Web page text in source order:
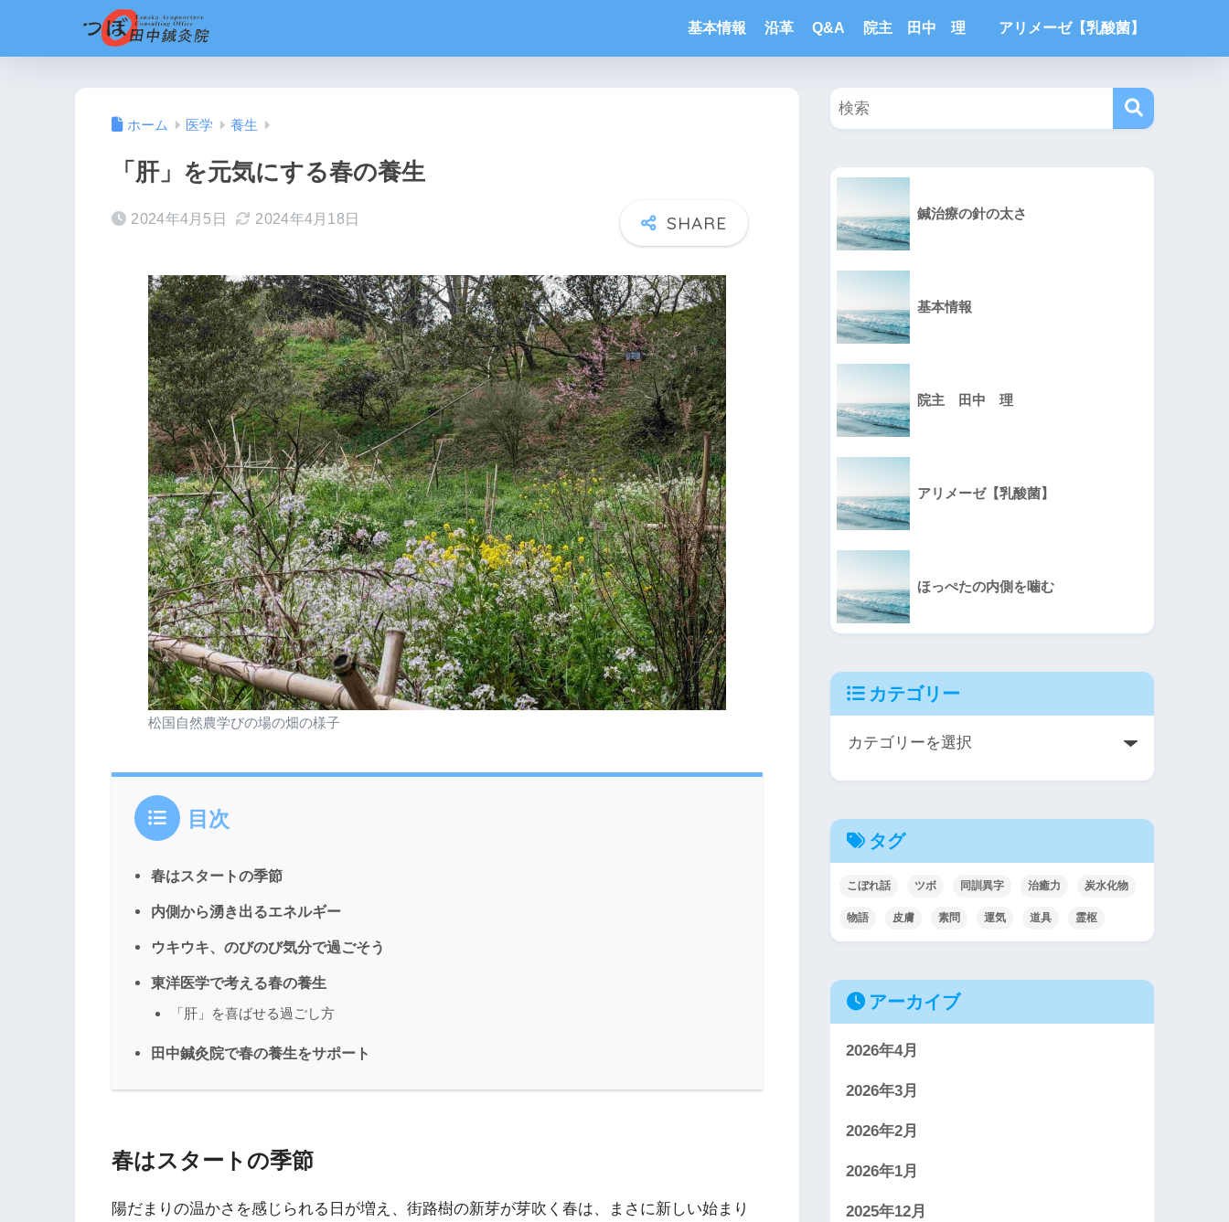
基本情報 沿革 Q&A 院主 田中 理 アリメーゼ【乳酸菌】
ホーム 医学 養生
「肝」を元気にする春の養生
2024年4月5日 2024年4月18日
松国自然農学びの場の畑の様子
目次
春はスタートの季節
内側から湧き出るエネルギー
ウキウキ、のびのび気分で過ごそう
東洋医学で考える春の養生
「肝」を喜ばせる過ごし方
田中鍼灸院で春の養生をサポート
春はスタートの季節
陽だまりの温かさを感じられる日が増え、街路樹の新芽が芽吹く春は、まさに新しい始まり
鍼治療の針の太さ
基本情報
院主 田中 理
アリメーゼ【乳酸菌】
ほっぺたの内側を噛む
カテゴリー
タグ
こぼれ話 ツボ 同訓異字 治癒力 炭水化物
物語 皮膚 素問 運気 道具 霊枢
アーカイブ
2026年4月
2026年3月
2026年2月
2026年1月
2025年12月